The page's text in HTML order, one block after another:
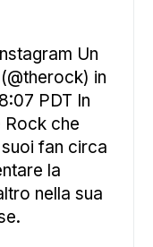
Un
in
PDT In
Rock che
fan circa
la
nella sua